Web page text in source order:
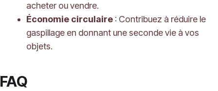
acheter ou vendre.
Économie circulaire : Contribuez à réduire le
gaspillage en donnant une seconde vie à vos
objets.
FAQ